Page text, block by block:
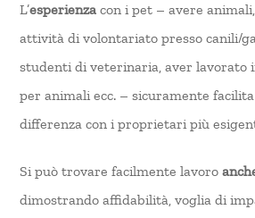
L’esperienza con i pet – avere
attività di volontariato presso canili/
studenti di veterinaria, aver lavorato
per animali ecc. – sicuramente
differenza con i proprietari più
Si può trovare facilmente lavoro
dimostrando affidabilità, voglia di